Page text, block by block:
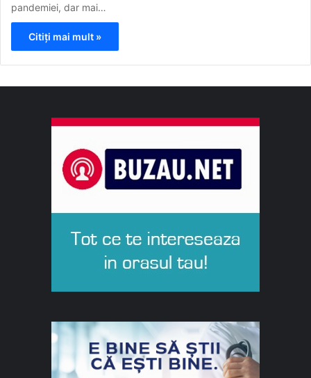
pandemiei, dar mai…
Citiți mai mult »